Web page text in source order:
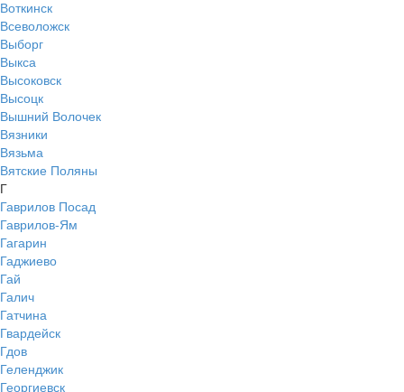
Воткинск
Всеволожск
Выборг
Выкса
Высоковск
Высоцк
Вышний Волочек
Вязники
Вязьма
Вятские Поляны
Г
Гаврилов Посад
Гаврилов-Ям
Гагарин
Гаджиево
Гай
Галич
Гатчина
Гвардейск
Гдов
Геленджик
Георгиевск